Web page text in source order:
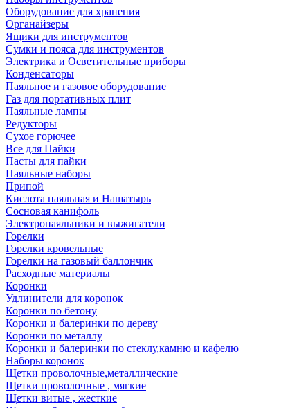
Оборудование для хранения
Органайзеры
Ящики для инструментов
Сумки и пояса для инструментов
Электрика и Осветительные приборы
Конденсаторы
Паяльное и газовое оборудование
Газ для портативных плит
Паяльные лампы
Редукторы
Сухое горючее
Все для Пайки
Пасты для пайки
Паяльные наборы
Припой
Кислота паяльная и Нашатырь
Сосновая канифоль
Электропаяльники и выжигатели
Горелки
Горелки кровельные
Горелки на газовый баллончик
Расходные материалы
Коронки
Удлинители для коронок
Коронки по бетону
Коронки и балеринки по дереву
Коронки по металлу
Коронки и балеринки по стеклу,камню и кафелю
Наборы коронок
Щетки проволочные,металлические
Щетки проволочные , мягкие
Щетки витые , жесткие